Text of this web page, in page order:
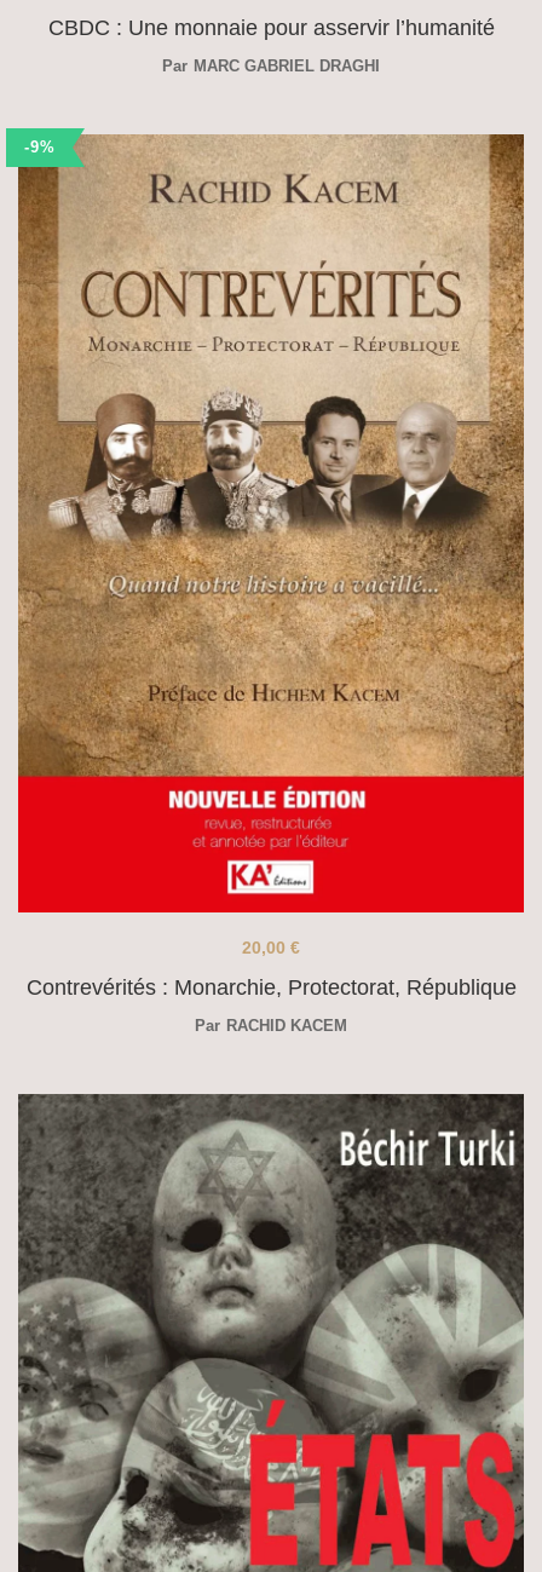
CBDC : Une monnaie pour asservir l’humanité
Par MARC GABRIEL DRAGHI
-9%
Contrevérités : Monarchie, Protectorat, République
20,00 €
Par RACHID KACEM